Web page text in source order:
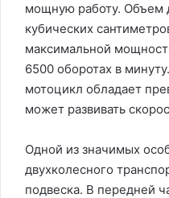
мощную работу. Объем
кубических
максимальной
6500 оборотах в
мотоцикл обладает
может развивать
Одной из значимых
двухколесного
подвеска. В передней